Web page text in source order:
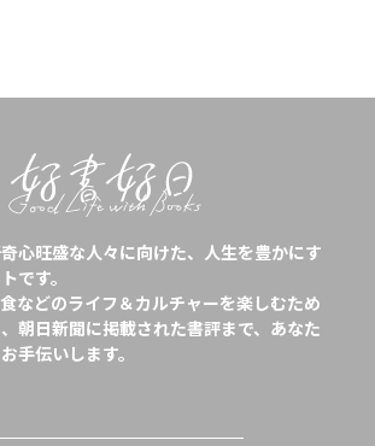
心旺盛な人々に向けた、人生を豊かにす
です。
などのライフ＆カルチャーを楽しむため
朝日新聞に掲載された書評まで、あなた
手伝いします。